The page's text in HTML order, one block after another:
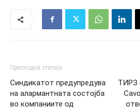
Претходна статија
Синдикатот предупредува
на алармантната состојба
во компаниите од
ТИРЗ